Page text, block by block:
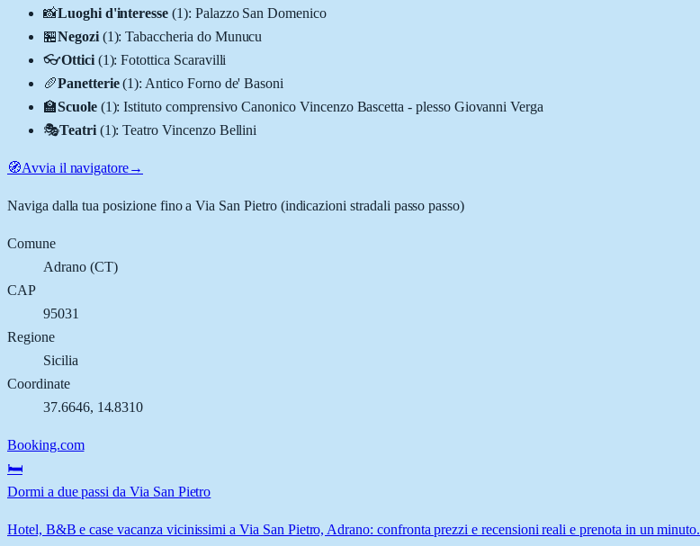
📸Luoghi d'interesse (1): Palazzo San Domenico
🏪Negozi (1):Tabaccheria do Munucu
👓Ottici (1):Fotottica Scaravilli
🥖Panetterie (1): Antico Forno de' Basoni
🏫Scuole (1):Istituto comprensivo Canonico Vincenzo Bascetta - plesso Giovanni Verga
🎭Teatri (1):Teatro Vincenzo Bellini
🧭Avvia il navigatore→
Naviga dalla tua posizione fino aVia San Pietro(indicazioni stradali passo passo)
Comune
Adrano(CT)
CAP
95031
Regione
Sicilia
Coordinate
37.6646, 14.8310
Booking.com
🛏️
Dormi a due passi da Via San Pietro
Hotel, B&B e case vacanza vicinissimi a Via San Pietro, Adrano: confronta prezzi e recensioni reali e prenota in un minuto.